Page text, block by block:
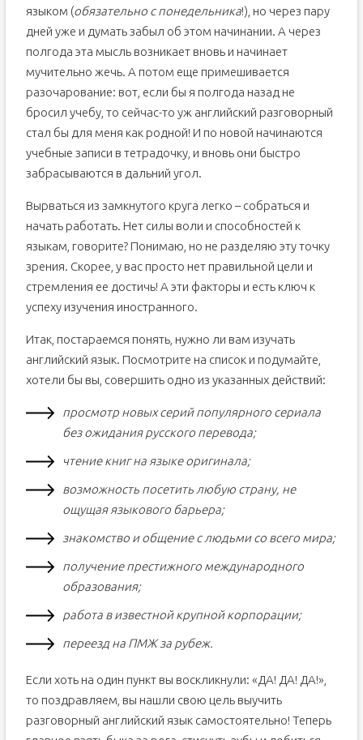
языком (обязательно с понедельника!), но через пару
дней уже и думать забыл об этом начинании. А через
полгода эта мысль возникает вновь и начинает
мучительно жечь. А потом еще примешивается
разочарование: вот, если бы я полгода назад не
бросил учебу, то сейчас-то уж английский разговорный
стал бы для меня как родной! И по новой начинаются
учебные записи в тетрадочку, и вновь они быстро
забрасываются в дальний угол.
Вырваться из замкнутого круга легко – собраться и
начать работать. Нет силы воли и способностей к
языкам, говорите? Понимаю, но не разделяю эту точку
зрения. Скорее, у вас просто нет правильной цели и
стремления ее достичь! А эти факторы и есть ключ к
успеху изучения иностранного.
Итак, постараемся понять, нужно ли вам изучать
английский язык. Посмотрите на список и подумайте,
хотели бы вы, совершить одно из указанных действий:
просмотр новых серий популярного сериала
без ожидания русского перевода;
чтение книг на языке оригинала;
возможность посетить любую страну, не
ощущая языкового барьера;
знакомство и общение с людьми со всего мира;
получение престижного международного
образования;
работа в известной крупной корпорации;
переезд на ПМЖ за рубеж.
Если хоть на один пункт вы воскликнули: «ДА! ДА! ДА!»,
то поздравляем, вы нашли свою цель выучить
разговорный английский язык самостоятельно! Теперь